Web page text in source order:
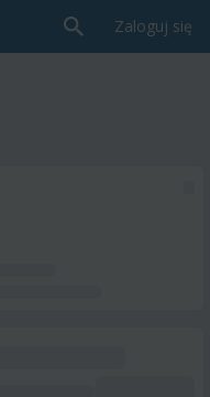
Zaloguj się